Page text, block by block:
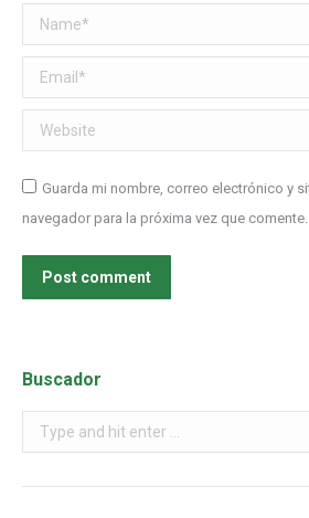
Name *
Email *
Website
Guarda mi nombre, correo electrónico y
navegador para la próxima vez que comente.
Post comment
Buscador